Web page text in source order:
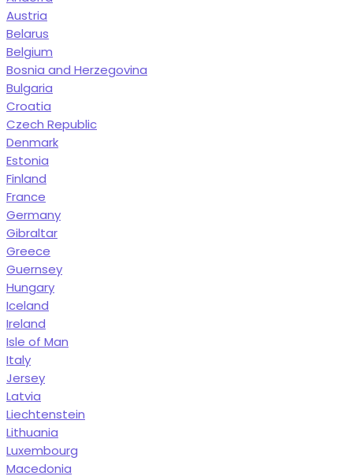
Austria
Belarus
Belgium
Bosnia and Herzegovina
Bulgaria
Croatia
Czech Republic
Denmark
Estonia
Finland
France
Germany
Gibraltar
Greece
Guernsey
Hungary
Iceland
Ireland
Isle of Man
Italy
Jersey
Latvia
Liechtenstein
Lithuania
Luxembourg
Macedonia